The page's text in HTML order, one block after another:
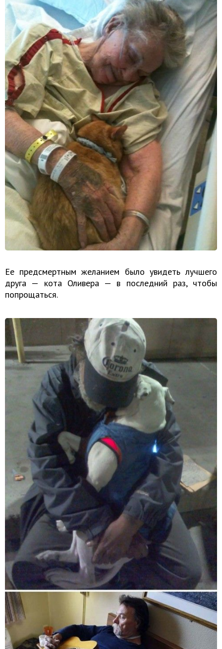
Ее предсмертным желанием было увидеть лучшего
друга — кота Оливера — в последний раз, чтобы
попрощаться.